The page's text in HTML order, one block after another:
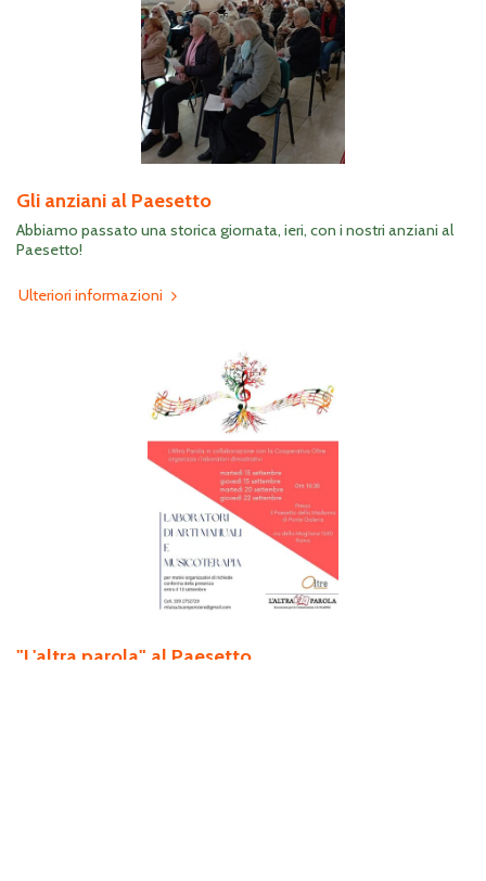
Gli anziani al Paesetto
Abbiamo passato una storica giornata, ieri, con i nostri anziani al
Paesetto!
Ulteriori informazioni
"L'altra parola" al Paesetto